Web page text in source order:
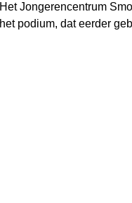
Het Jongerencentrum
het podium, dat eerder